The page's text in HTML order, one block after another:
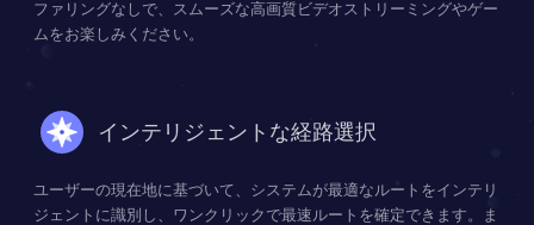
ファリングなしで、スムーズな高画質ビデオストリーミングやゲー
ムをお楽しみください。
インテリジェントな経路選択
ユーザーの現在地に基づいて、システムが最適なルートをインテリ
ジェントに識別し、ワンクリックで最速ルートを確定できます。ま